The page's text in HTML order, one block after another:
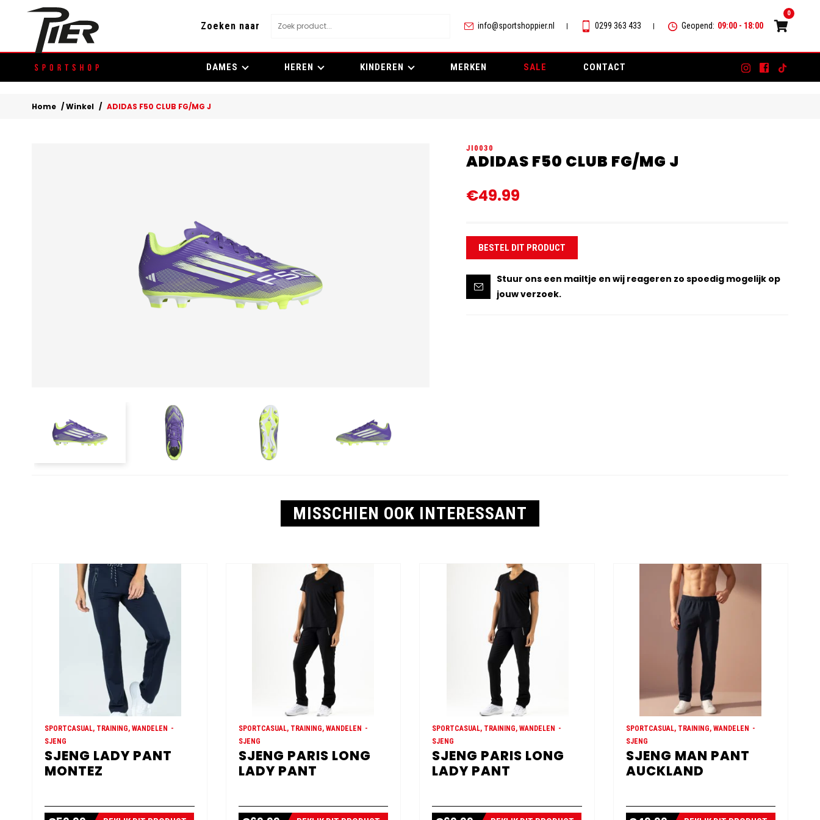
Zoeken naar info@sportshoppier.nl 0299 363 433 Geopend: 09:00 - 18:00
0
Skip
DAMES HEREN KINDEREN MERKEN SALE CONTACT
Home /Winkel / ADIDAS F50 CLUB FG/MG J
JI0030
ADIDAS F50 CLUB FG/MG J
€49.99
BESTEL DIT PRODUCT
Stuur ons een mailtje en wij reageren zo spoedig mogelijk op
jouw verzoek.
MISSCHIEN OOK INTERESSANT
SPORTCASUAL, TRAINING, WANDELEN
SJENG
SJENG LADY PANT
MONTEZ
SPORTCASUAL, TRAINING, WANDELEN
SJENG
SJENG PARIS LONG
LADY PANT
SPORTCASUAL, TRAINING, WANDELEN
SJENG
SJENG PARIS LONG
LADY PANT
SPORTCASUAL, TRAINING, WANDELEN
SJENG
SJENG MAN PANT
AUCKLAND